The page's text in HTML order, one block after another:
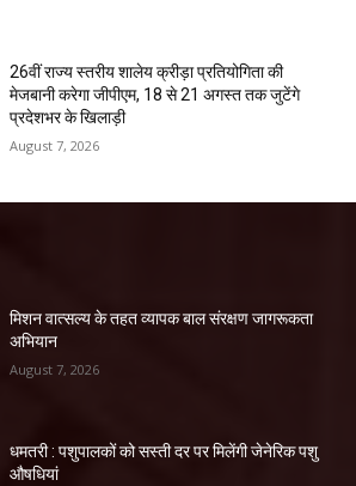
26वीं राज्य स्तरीय शालेय क्रीड़ा प्रतियोगिता की
मेजबानी करेगा जीपीएम, 18 से 21 अगस्त तक जुटेंगे
प्रदेशभर के खिलाड़ी
August 7, 2026
मिशन वात्सल्य के तहत व्यापक बाल संरक्षण जागरूकता
अभियान
August 7, 2026
धमतरी : पशुपालकों को सस्ती दर पर मिलेंगी जेनेरिक पशु
औषधियां